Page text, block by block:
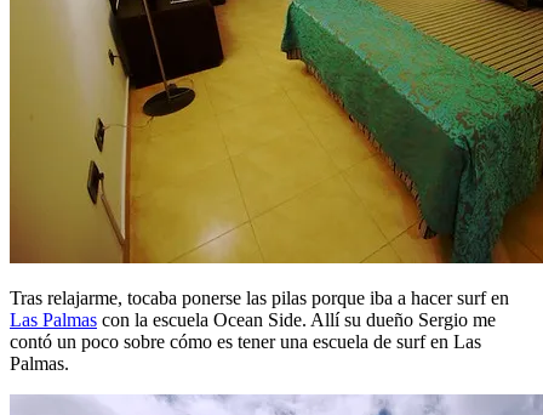
Tras relajarme, tocaba ponerse las pilas porque iba a hacer surf en
Las Palmas con la escuela Ocean Side. Allí su dueño Sergio me
contó un poco sobre cómo es tener una escuela de surf en Las
Palmas.